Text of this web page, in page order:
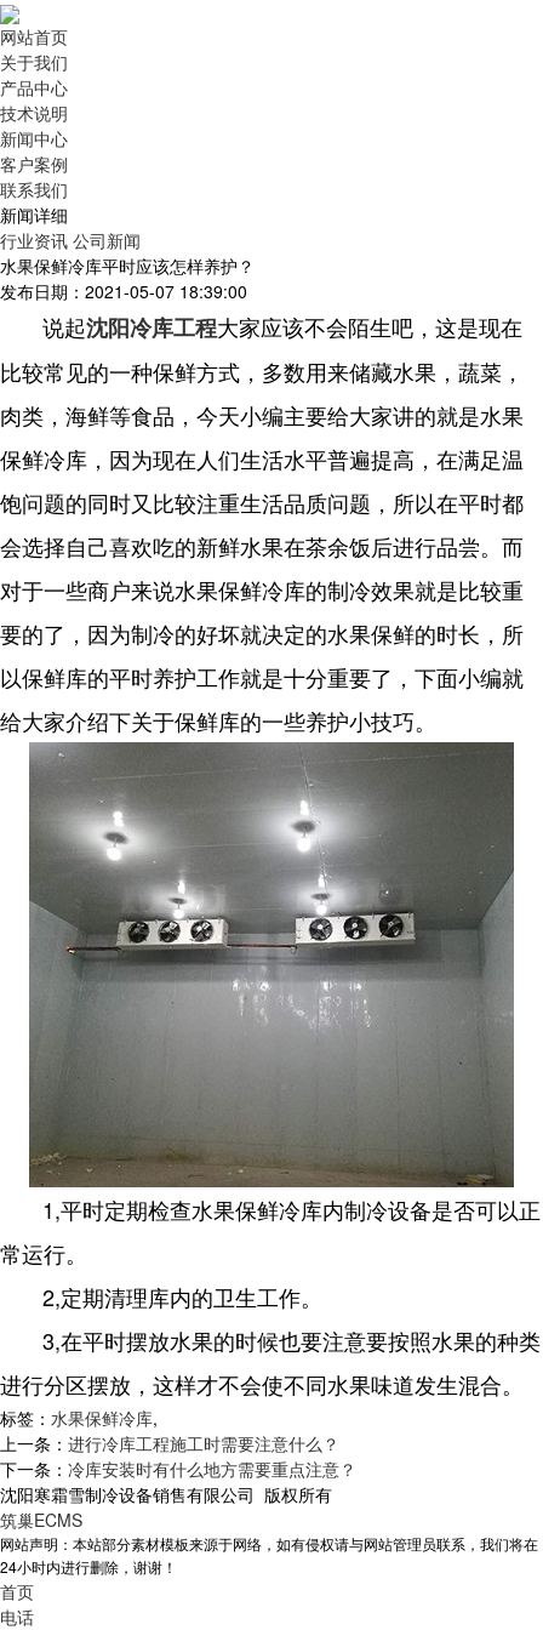
网站首页
关于我们
产品中心
技术说明
新闻中心
客户案例
联系我们
新闻详细
行业资讯 公司新闻
水果保鲜冷库平时应该怎样养护？
发布日期：2021-05-07 18:39:00
说起沈阳冷库工程大家应该不会陌生吧，这是现在
比较常见的一种保鲜方式，多数用来储藏水果，蔬菜，
肉类，海鲜等食品，今天小编主要给大家讲的就是水果
保鲜冷库，因为现在人们生活水平普遍提高，在满足温
饱问题的同时又比较注重生活品质问题，所以在平时都
会选择自己喜欢吃的新鲜水果在茶余饭后进行品尝。而
对于一些商户来说水果保鲜冷库的制冷效果就是比较重
要的了，因为制冷的好坏就决定的水果保鲜的时长，所
以保鲜库的平时养护工作就是十分重要了，下面小编就
给大家介绍下关于保鲜库的一些养护小技巧。
1,平时定期检查水果保鲜冷库内制冷设备是否可以正
常运行。
2,定期清理库内的卫生工作。
3,在平时摆放水果的时候也要注意要按照水果的种类
进行分区摆放，这样才不会使不同水果味道发生混合。
标签： 水果保鲜冷库,
上一条： 进行冷库工程施工时需要注意什么？
下一条： 冷库安装时有什么地方需要重点注意？
沈阳寒霜雪制冷设备销售有限公司 版权所有
筑巢ECMS
网站声明：本站部分素材模板来源于网络，如有侵权请与网站管理员联系，我们将在
24小时内进行删除，谢谢！
首页
电话